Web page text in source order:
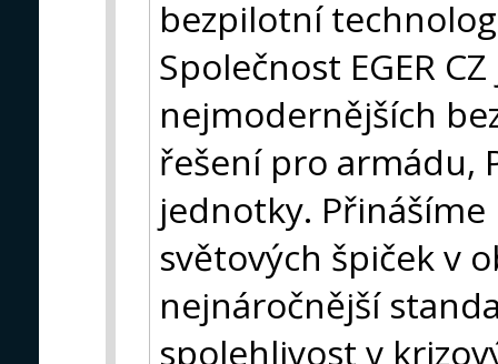
bezpilotní
Společnost EGER
nejmodernějších
řešení pro armádu,
jednotky.
světových špiček v
nejnáročnější
spolehlivost v